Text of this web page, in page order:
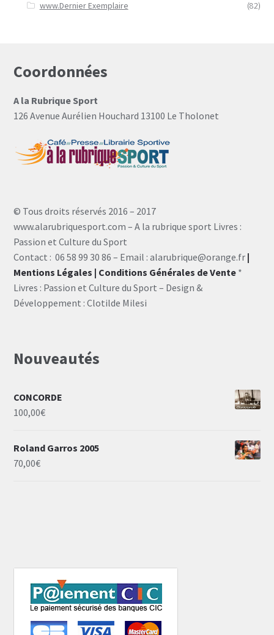
www.Dernier Exemplaire
(82)
Coordonnées
A la Rubrique Sport
126 Avenue Aurélien Houchard 13100 Le Tholonet
© Tous droits réservés 2016 – 2017
www.alarubriquesport.com – A la rubrique sport Livres :
Passion et Culture du Sport
Contact : 06 58 99 30 86 – Email : alarubrique@orange.fr |
Mentions Légales | Conditions Générales de Vente *
Livres : Passion et Culture du Sport – Design &
Développement : Clotilde Milesi
Nouveautés
CONCORDE
100,00€
Roland Garros 2005
70,00€